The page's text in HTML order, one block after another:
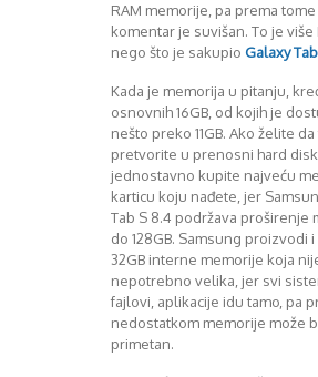
RAM memorije, pa prema
komentar je suvišan. To je više
nego što je sakupio Galaxy
Kada je memorija u pitanju,
osnovnih 16GB, od kojih je
nešto preko 11GB. Ako želite
pretvorite u prenosni hard
jednostavno kupite najveću
karticu koju nađete, jer
Tab S 8.4 podržava proširenje
do 128GB. Samsung proizvodi
32GB interne memorije koja
nepotrebno velika, jer svi
fajlovi, aplikacije idu tamo, pa
nedostatkom memorije može
primetan.